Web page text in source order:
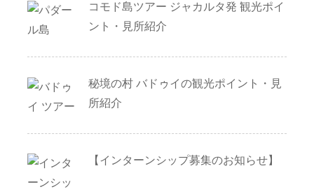
コモド島ツアー ジャカルタ発 観光ポイ
ント・見所紹介
秘境の村 バドゥイの観光ポイント・見
所紹介
【インターンシップ募集のお知らせ】